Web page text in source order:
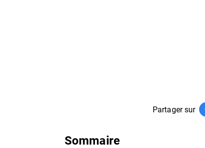
Partager sur
Sommaire